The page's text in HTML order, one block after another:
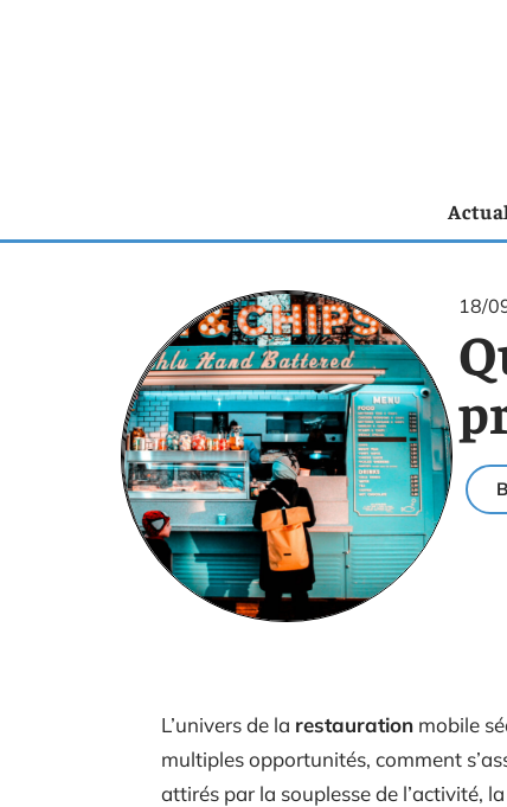
18/
L’univers de la restauration mobile
multiples opportunités, comment
attirés par la souplesse de l’activité,